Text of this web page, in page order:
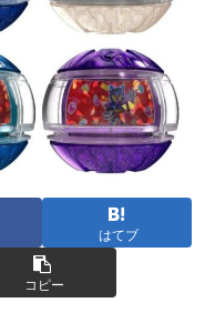
はてブ
コピー